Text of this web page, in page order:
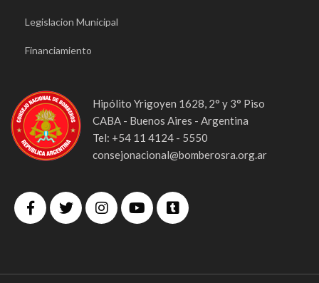
Legislacion Municipal
Financiamiento
Hipólito Yrigoyen 1628, 2° y 3° Piso
CABA - Buenos Aires - Argentina
Tel: +54 11 4124 - 5550
consejonacional@bomberosra.org.ar